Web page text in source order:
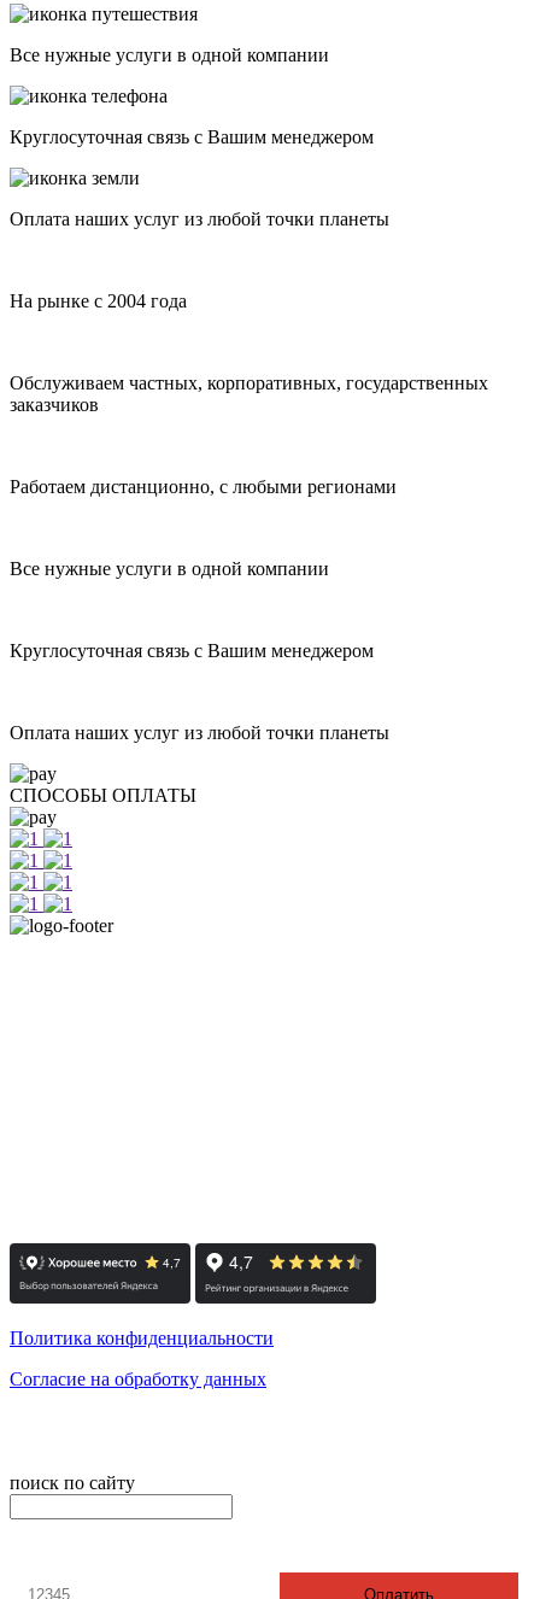
Все нужные услуги в одной компании
Круглосуточная связь с Вашим менеджером
Оплата наших услуг из любой точки планеты
На рынке с 2004 года
Обслуживаем частных, корпоративных, государственных
заказчиков
Работаем дистанционно, с любыми регионами
Все нужные услуги в одной компании
Круглосуточная связь с Вашим менеджером
Оплата наших услуг из любой точки планеты
СПОСОБЫ ОПЛАТЫ
Политика конфиденциальности
Согласие на обработку данных
поиск по сайту
Оплатить